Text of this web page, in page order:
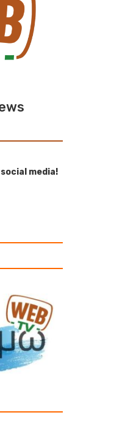
social media!